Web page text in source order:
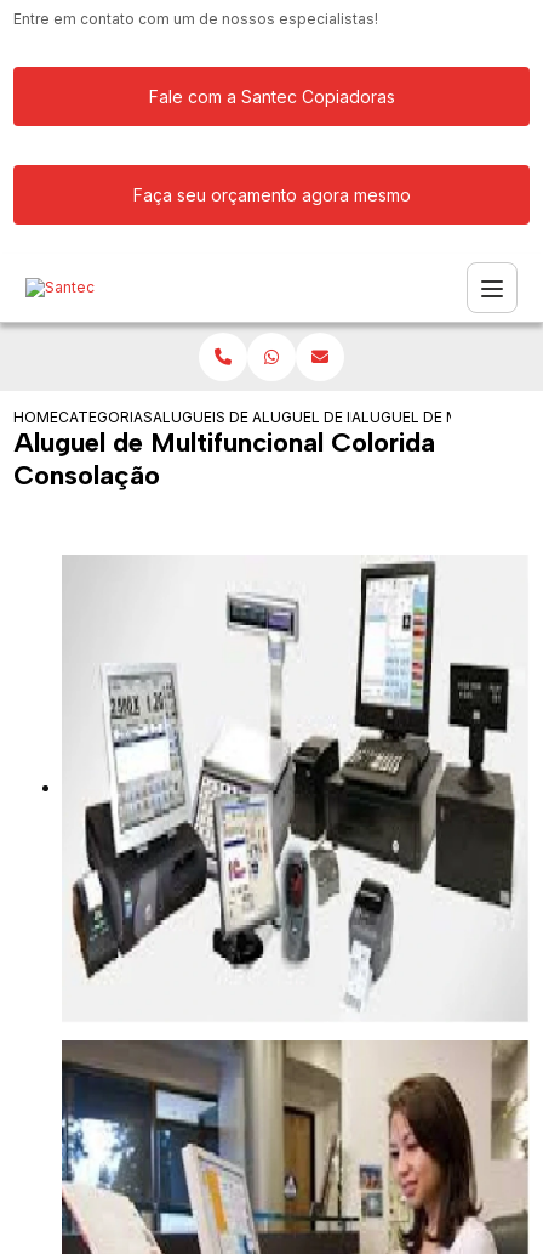
Entre em contato com um de nossos especialistas!
Fale com a Santec Copiadoras
Faça seu orçamento agora mesmo
HOMECATEGORIASALUGUEIS DE IMPRESSORAS
ALUGUEL DE IMPRESSORA
ALUGUEL DE
Aluguel de Multifuncional Colorida
Consolação